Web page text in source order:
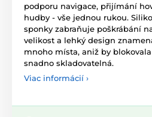
podporu navigace, přijímání
hudby - vše jednou rukou.
sponky zabraňuje poškrábání
velikost a lehký design
mnoho místa, aniž by
snadno skladovatelná.
Viac informácií ›